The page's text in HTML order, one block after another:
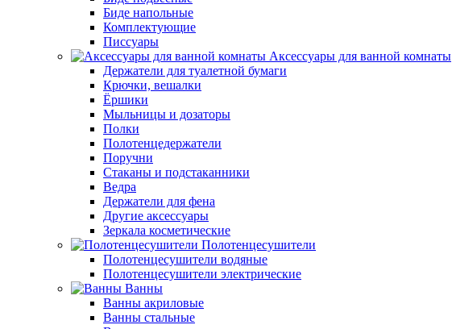
Биде напольные
Комплектующие
Писсуары
Аксессуары для ванной комнаты
Держатели для туалетной бумаги
Крючки, вешалки
Ёршики
Мыльницы и дозаторы
Полки
Полотенцедержатели
Поручни
Стаканы и подстаканники
Ведра
Держатели для фена
Другие аксессуары
Зеркала косметические
Полотенцесушители
Полотенцесушители водяные
Полотенцесушители электрические
Ванны
Ванны акриловые
Ванны стальные